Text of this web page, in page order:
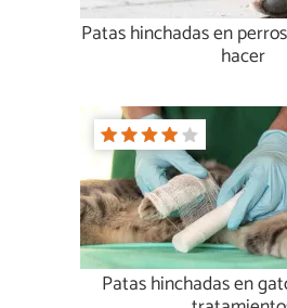
Patas hinchadas en
hacer
Patas hinchadas en